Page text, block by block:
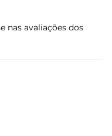
nas avaliações dos